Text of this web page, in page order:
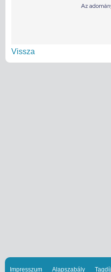
Vissza
Impresszum Alapszabály Tagdíj